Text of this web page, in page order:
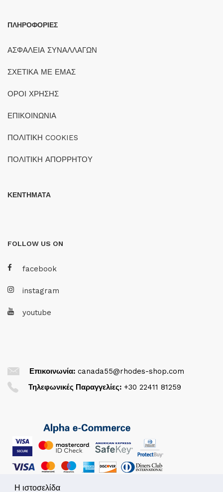
ΠΛΗΡΟΦΟΡΙΕΣ
ΑΣΦΑΛΕΙΑ ΣΥΝΑΛΛΑΓΩΝ
ΣΧΕΤΙΚΑ ΜΕ ΕΜΑΣ
ΟΡΟΙ ΧΡΗΣΗΣ
ΕΠΙΚΟΙΝΩΝΙΑ
ΠΟΛΙΤΙΚΗ COOKIES
ΠΟΛΙΤΙΚΗ ΑΠΟΡΡΗΤΟΥ
ΚΕΝΤΗΜΑΤΑ
FOLLOW US ON
facebook
instagram
youtube
Επικοινωνία: canada55@rhodes-shop.com
Τηλεφωνικές Παραγγελίες: +30 22411 81259
Η ιστοσελίδα